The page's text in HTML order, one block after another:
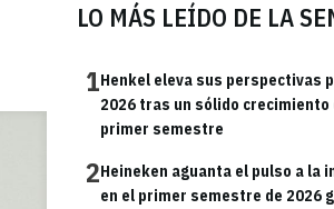
LO MÁS LEÍDO DE LA
1Henkel eleva sus perspectivas
2026 tras un sólido crecimiento
primer semestre
2Heineken aguanta el pulso a la
en el primer semestre de 2026